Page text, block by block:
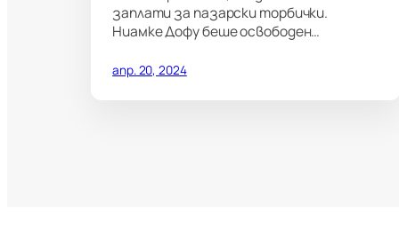
заплати за пазарски торбички.
Ниамке Дофу беше освободен…
апр. 20, 2024